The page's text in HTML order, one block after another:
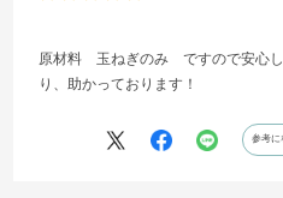
原材料 玉ねぎのみ ですので安心し
り、助かっております！
参考に